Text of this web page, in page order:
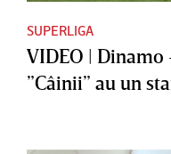
SUPERLIGA
VIDEO |
”Câinii” au un